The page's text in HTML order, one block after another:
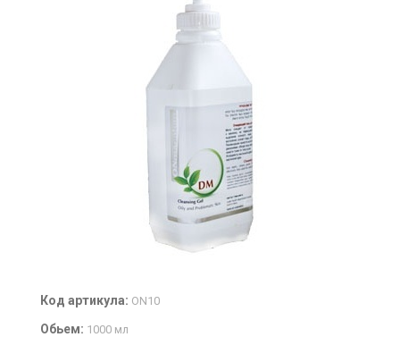
Код артикула: ON10
Обьем: 1000 мл